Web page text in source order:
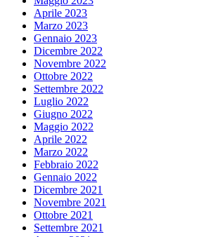
Aprile 2023
Marzo 2023
Gennaio 2023
Dicembre 2022
Novembre 2022
Ottobre 2022
Settembre 2022
Luglio 2022
Giugno 2022
Maggio 2022
Aprile 2022
Marzo 2022
Febbraio 2022
Gennaio 2022
Dicembre 2021
Novembre 2021
Ottobre 2021
Settembre 2021